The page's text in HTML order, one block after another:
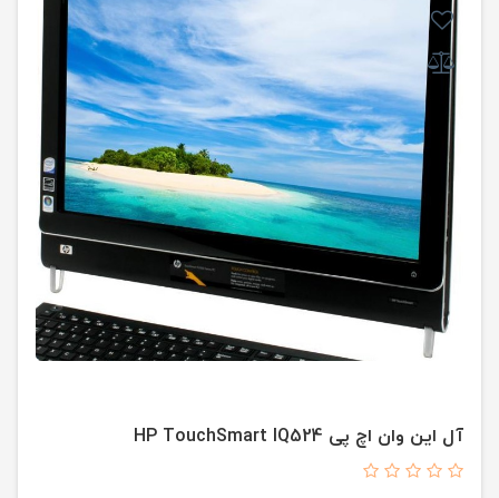
آل این وان اچ پی HP TouchSmart IQ524